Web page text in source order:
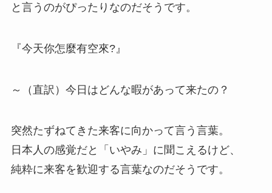
と言うのがぴったりなのだそうです。
『今天你怎麼有空來?』
～（直訳）今日はどんな暇があって来たの？
突然たずねてきた来客に向かって言う言葉。
日本人の感覚だと「いやみ」に聞こえるけど、
純粋に来客を歓迎する言葉なのだそうです。